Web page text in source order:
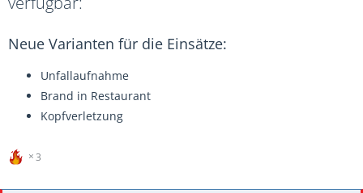
Neue Varianten für die Einsätze:
Unfallaufnahme
Brand in Restaurant
Kopfverletzung
3